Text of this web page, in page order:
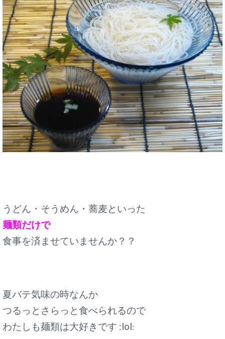
うどん・そうめん・蕎麦といった
麺類だけで
食事を済ませていませんか？？
夏バテ気味の時なんか
つるっとさらっと食べられるので
わたしも麺類は大好きです :lol: